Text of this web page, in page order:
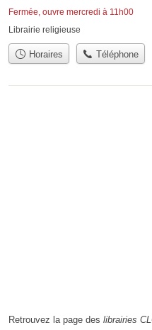
Fermée, ouvre mercredi à 11h00
Librairie religieuse
Horaires Téléphone
Retrouvez la page des librairies